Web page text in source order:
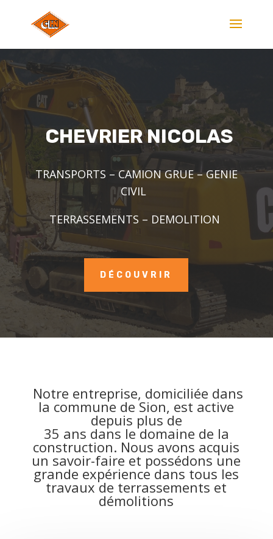
CHEVRIER NICOLAS
TRANSPORTS – CAMION GRUE – GENIE
CIVIL
TERRASSEMENTS – DEMOLITION
DÉCOUVRIR
Notre entreprise, domiciliée dans
la commune de Sion, est active
depuis plus de
35 ans dans le domaine de la
construction. Nous avons acquis
un savoir-faire et possédons une
grande expérience dans tous les
travaux de terrassements et
démolitions